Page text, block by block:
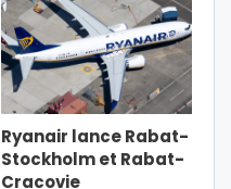
Ryanair lance Rabat-
Stockholm et Rabat-
Cracovie